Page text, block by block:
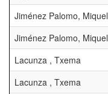
Jiménez Palomo, Miquel
Jiménez Palomo, Miquel
Lacunza , Txema
Lacunza , Txema